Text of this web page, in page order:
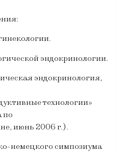
эндокринологии.
эндокринология,
технологии»
по
июнь 2006 г.).
немецкого симпозиума